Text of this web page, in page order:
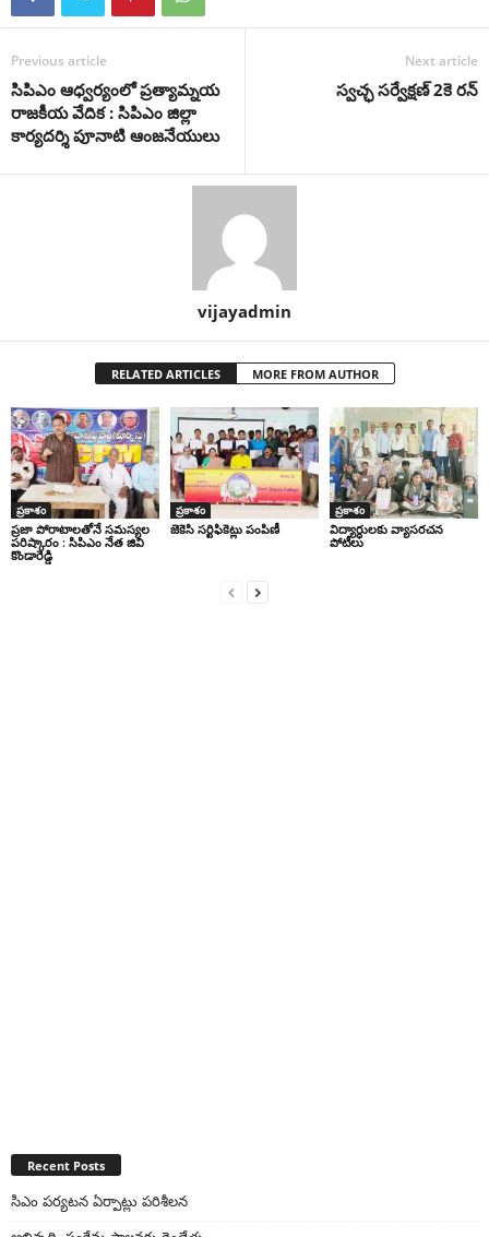
Previous article
సిపిఎం ఆధ్వ‌ర్యంలో ప్ర‌త్యామ్న‌య
రాజ‌కీయ వేదిక : సిపిఎం జిల్లా
కార్య‌ద‌ర్శి పూనాటి ఆంజ‌నేయులు
Next article
స్వ‌చ్ఛ స‌ర్వేక్ష‌ణ్ 2కె ర‌న్‌
vijayadmin
RELATED ARTICLES MORE FROM AUTHOR
ప్రకాశం
ప్రజా పోరాటాలతోనే సమస్యల
పరిష్కారం : సిపిఎం నేత జివి
కొండారెడ్డి
ప్రకాశం
జెకెసి సర్టిఫికెట్లు పంపిణీ
ప్రకాశం
విద్యార్ధులకు వ్యాసరచన
పోటీలు
Recent Posts
సిఎం పర్యటన ఏర్పాట్లు పరిశీలన